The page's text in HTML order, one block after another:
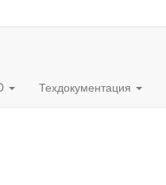
Техдокументация